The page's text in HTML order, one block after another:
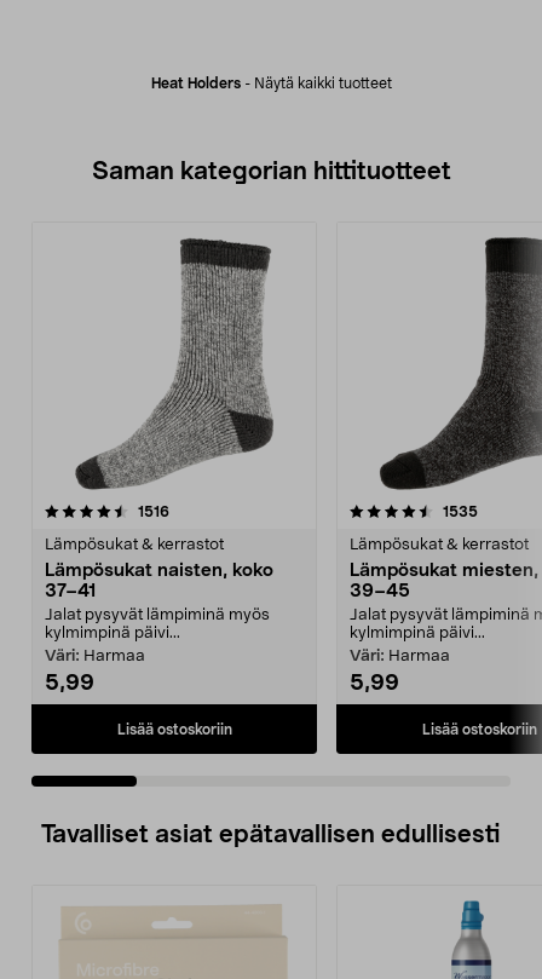
Heat Holders- Näytä kaikki tuotteet
Saman kategorian hittituotteet
1516arvostelut
Lämpösukat & kerrastot
Lämpösukat naisten, koko
37–41
Jalat pysyvät lämpiminä myös
kylmimpinä päivi...
Väri: Harmaa
5,99
Lisää ostoskoriin
4.5 viidestä
1535
Lämpösukat & kerrastot
Lämpösukat miesten,
39–45
Jalat pysyvät lämpiminä
kylmimpinä päivi...
Väri: Harmaa
5,99
Lisää ostoskoriin
4.5 viidestä
Tavalliset asiat epätavallisen edullisesti